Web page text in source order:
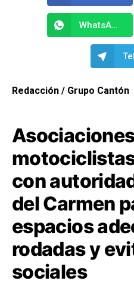
WhatsApp
Redacción / Grupo Cantón
con
del Carmen
espacios
rodadas y
sociales